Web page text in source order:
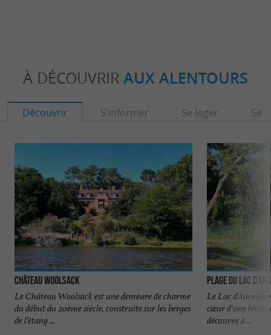
À DÉCOUVRIR AUX ALENTOURS
Découvrir S'informer Se loger Se
Château Woolsack
Le Château Woolsack est une demeure de charme
du début du 20ème siècle, construite sur les berges
de l’étang ...
Plage du Lac
Le Lac
cœur d‘une
découvre à ...